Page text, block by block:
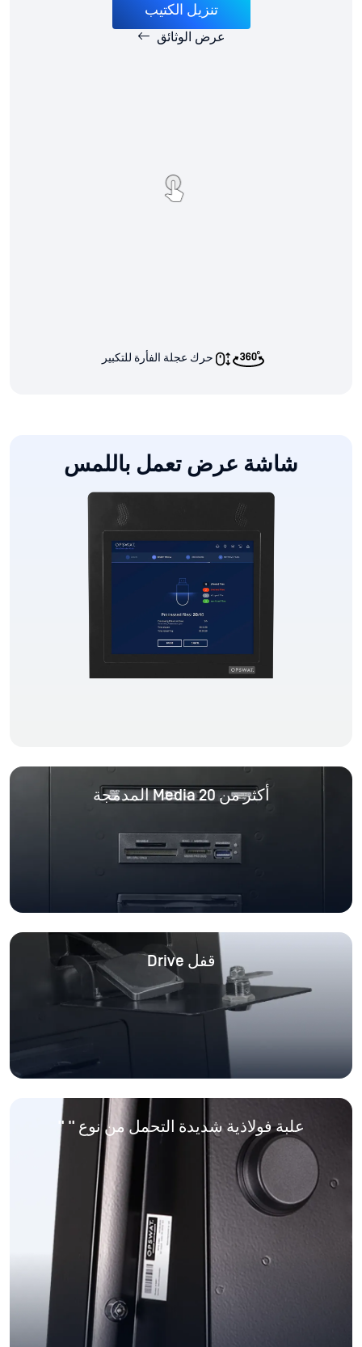
تنزيل الكتيب
عرض الوثائق
حرك عجلة الفأرة للتكبير
شاشة عرض تعمل باللمس
أكثر من 20 Media المدمجة
قفل Drive
علبة فولاذية شديدة التحمل من نوع " "